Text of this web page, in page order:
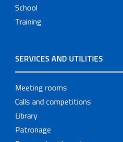
School
Training
SERVICES AND UTILITIES
Meeting rooms
Calls and competitions
Library
Patronage